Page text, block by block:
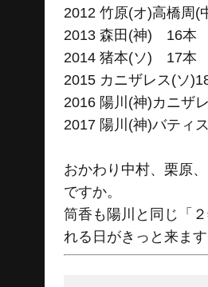
2012 竹原(オ)高橋
2013 森田(神) 16本
2014 猪本(ソ) 17本
2015 カニザレス(ソ
2016 陽川(神)カニザ
2017 陽川(神)バティ
おかわり中村、栗原
ですか。
筒香も陽川と同じ「
れる日がきっと来ま